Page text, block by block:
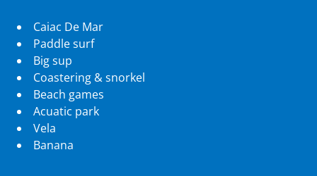
Caiac De Mar
Paddle surf
Big sup
Coastering & snorkel
Beach games
Acuatic park
Vela
Banana